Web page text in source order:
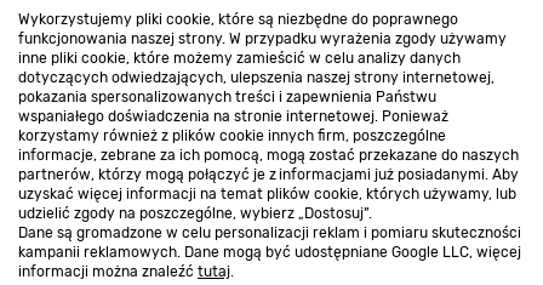
Wykorzystujemy pliki cookie, które są niezbędne do poprawnego
funkcjonowania naszej strony. W przypadku wyrażenia zgody używamy
inne pliki cookie, które możemy zamieścić w celu analizy danych
dotyczących odwiedzających, ulepszenia naszej strony internetowej,
pokazania spersonalizowanych treści i zapewnienia Państwu
wspaniałego doświadczenia na stronie internetowej. Ponieważ
korzystamy również z plików cookie innych firm, poszczególne
informacje, zebrane za ich pomocą, mogą zostać przekazane do naszych
partnerów, którzy mogą połączyć je z informacjami już posiadanymi. Aby
uzyskać więcej informacji na temat plików cookie, których używamy, lub
udzielić zgody na poszczególne, wybierz „Dostosuj”.
Dane są gromadzone w celu personalizacji reklam i pomiaru skuteczności
kampanii reklamowych. Dane mogą być udostępniane Google LLC, więcej
informacji można znaleźć tutaj.
Kontakt do sklepu
Strefa biznesu
Dołącz do nas